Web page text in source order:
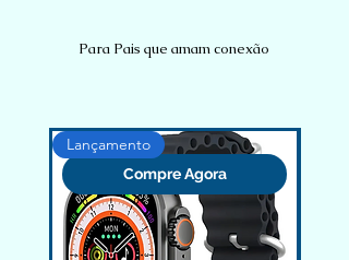
Para Pais que amam conexão
Compre Agora
Lançamento